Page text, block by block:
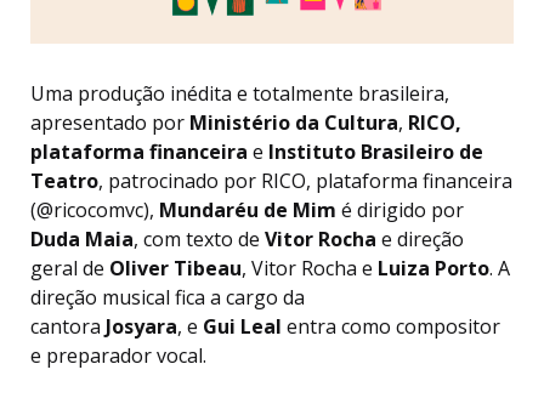
Uma produção inédita e totalmente brasileira,
apresentado por Ministério da Cultura, RICO,
plataforma financeira e Instituto Brasileiro de
Teatro, patrocinado por RICO, plataforma financeira
(@ricocomvc), Mundaréu de Mim é dirigido por
Duda Maia, com texto de Vitor Rocha e direção
geral de Oliver Tibeau, Vitor Rocha e Luiza Porto. A
direção musical fica a cargo da
cantora Josyara, e Gui Leal entra como compositor
e preparador vocal.